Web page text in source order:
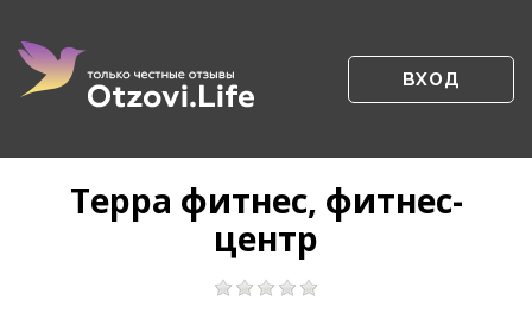
ВХОД
Терра фитнес, фитнес-
центр